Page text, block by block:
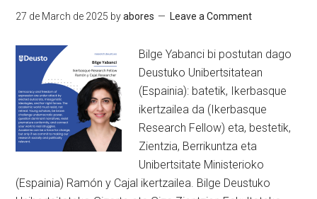
27 de March de 2025 byabores Leave a Comment
Bilge Yabanci bi postutan dago
Deustuko Unibertsitatean
(Espainia): batetik, Ikerbasque
ikertzailea da (Ikerbasque
Research Fellow) eta, bestetik,
Zientzia, Berrikuntza eta
Unibertsitate Ministerioko
(Espainia) Ramón y Cajal ikertzailea. Bilge Deustuko